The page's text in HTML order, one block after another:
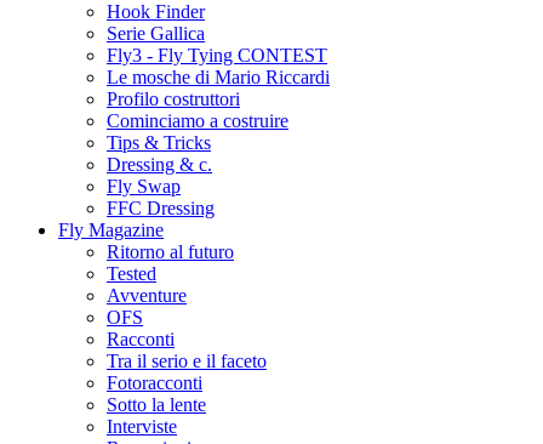
Hook Finder
Serie Gallica
Fly3 - Fly Tying CONTEST
Le mosche di Mario Riccardi
Profilo costruttori
Cominciamo a costruire
Tips & Tricks
Dressing & c.
Fly Swap
FFC Dressing
Fly Magazine
Ritorno al futuro
Tested
Avventure
OFS
Racconti
Tra il serio e il faceto
Fotoracconti
Sotto la lente
Interviste